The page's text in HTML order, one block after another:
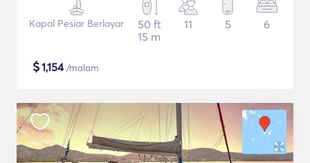
Kapal Pesiar Berlayar
50 ft
15 m
11 5 6
$1,154/malam